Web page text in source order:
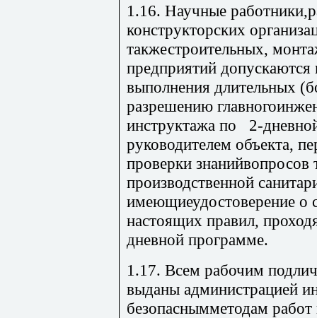
1.16. Научные
конструкторских
такжестроительных,
предприятий
выполнения длительных
разрешению
инструктажа по 2-
руководителем объекта,
проверки знанийвопросов
производственной
имеющиеудостоверение о
настоящих правил,
дневной программе.
1.17. Всем рабочим
выданы администрацией
безопаснымметодам